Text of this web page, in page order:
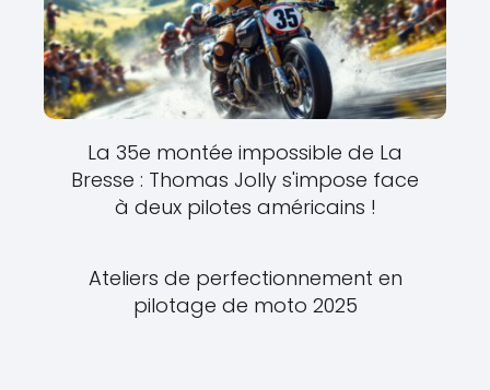
La 35e montée impossible de La
Bresse : Thomas Jolly s'impose face
à deux pilotes américains !
Ateliers de perfectionnement en
pilotage de moto 2025